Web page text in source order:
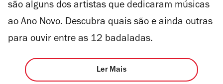
são alguns dos artistas que dedicaram músicas
ao Ano Novo. Descubra quais são e ainda outras
para ouvir entre as 12 badaladas.
Ler Mais